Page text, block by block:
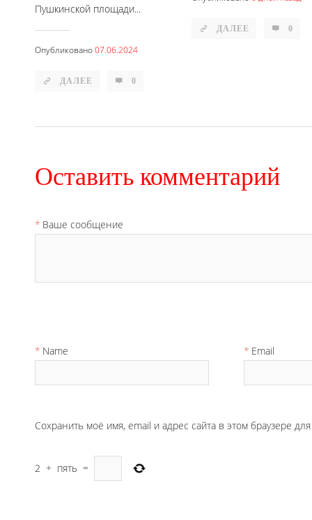
Пушкинской площади...
Опубликовано07.06.2024
ДАЛЕЕ 0
ДАЛЕЕ 0
Оставить комментарий
Ваше сообщение
Name Email
Сохранить моё имя, email и адрес сайта в этом браузере
2 + пять =